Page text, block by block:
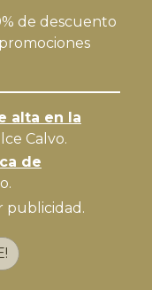
de descuento
alta en la
Calvo.
de
publicidad.